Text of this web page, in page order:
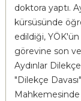
doktora yaptı.
kürsüsünde
edildiği,
görevine son
Aydınlar
"Dilekçe
Mahkemesinde